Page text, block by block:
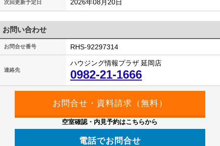
次回更新予定日 2026年08月20日
お問い合わせ
お問合せ番号 RHS-92297314
連絡先
ハウジング情報プラザ 延岡店
0982-21-1666
空室確認・内見予約はこちらから
電話でお問合せ